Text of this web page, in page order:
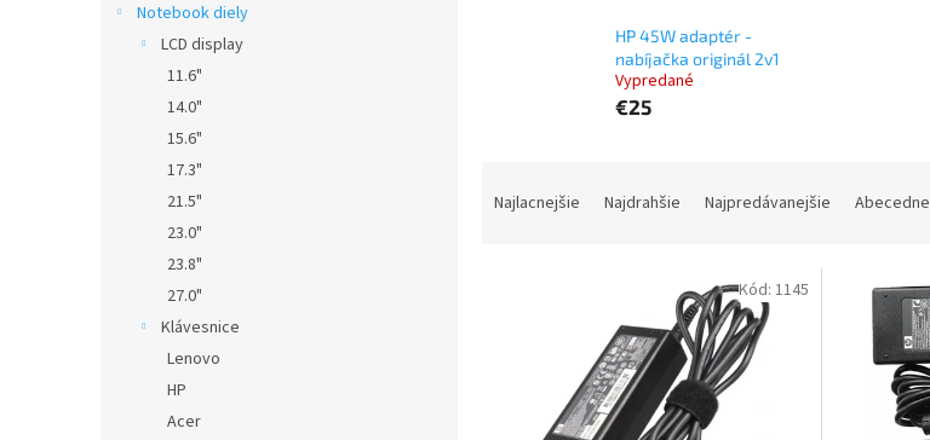
Notebook diely
LCD display
11.6"
14.0"
15.6"
17.3"
21.5"
23.0"
23.8"
27.0"
Klávesnice
Lenovo
HP
Acer
HP 45W adaptér -
nabíjačka originál 2v1
Vypredané
€25
Najlacnejšie Najdrahšie Najpredávanejšie Abecedne
Kód: 1145